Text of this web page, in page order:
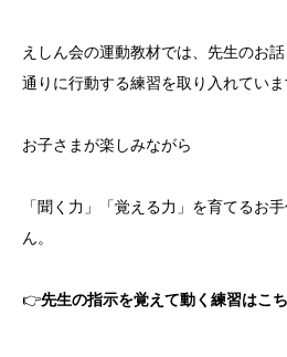
えしん会の運動教材では、先生のお
通りに行動する練習を取り入れていま
お子さまが楽しみながら
「聞く力」「覚える力」を育てるお
ん。
👉先生の指示を覚えて動く練習はこ